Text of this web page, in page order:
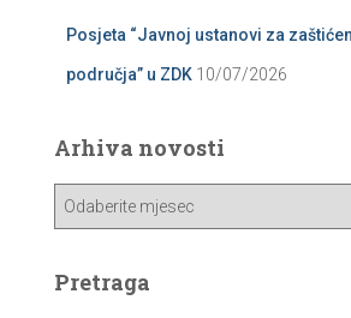
Posjeta “Javnoj ustanovi za
područja” u ZDK 10/07/2026
Arhiva novosti
iPretraga